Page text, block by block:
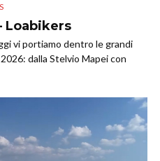
Loabikers
vi portiamo dentro le grandi
dalla Stelvio Mapei con